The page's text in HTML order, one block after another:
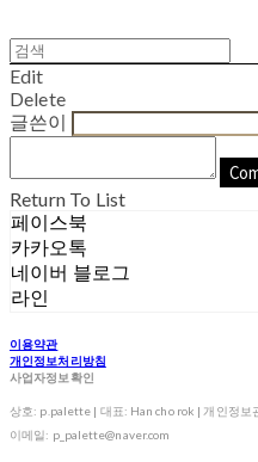
Edit
Delete
글쓴이
Return To List
페이스북
카카오톡
네이버 블로그
라인
이용약관
개인정보처리방침
사업자정보확인
상호: p.palette | 대표: Han cho rok | 개인정
이메일: p_palette@naver.com